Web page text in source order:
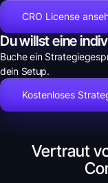
CRO License
Du willst eine
Buche ein
dein Setup.
Kostenloses
Vertraut